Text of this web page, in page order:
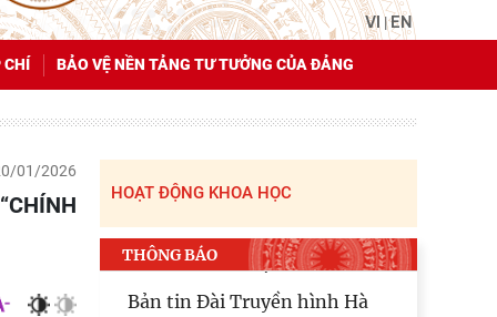
VI|EN
CHÍ BẢO VỆ NỀN TẢNG TƯ TƯỞNG CỦA ĐẢNG
01/2026
HOẠT ĐỘNG KHOA HỌC
THÔNG BÁO
HỘI NGHỊ CÔNG BỐ QUYẾT